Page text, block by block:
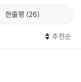
한줄평 26
추천순